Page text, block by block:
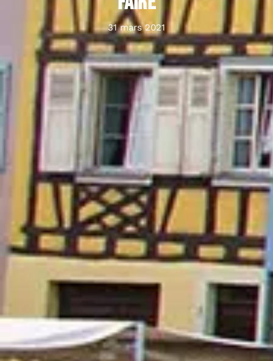
31 mars 2021